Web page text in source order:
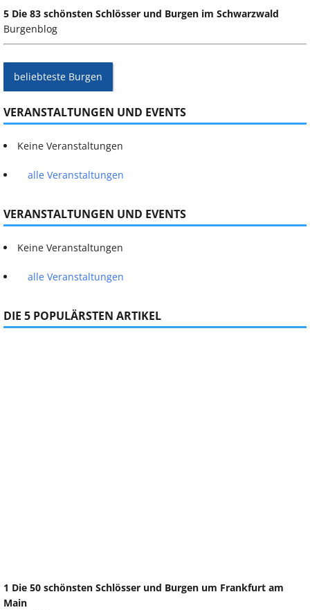
5 Die 83 schönsten Schlösser und Burgen im Schwarzwald
Burgenblog
beliebteste Burgen
VERANSTALTUNGEN UND EVENTS
Keine Veranstaltungen
alle Veranstaltungen
VERANSTALTUNGEN UND EVENTS
Keine Veranstaltungen
alle Veranstaltungen
DIE 5 POPULÄRSTEN ARTIKEL
1 Die 50 schönsten Schlösser und Burgen um Frankfurt am
Main